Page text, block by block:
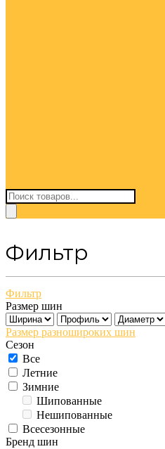
Поиск
товаров
Фильтр
Фильтр
Размер шин
Размер разношироких шин
Сезон
Все
Летние
Зимние
Шипованные
Нешипованные
Всесезонные
Бренд шин